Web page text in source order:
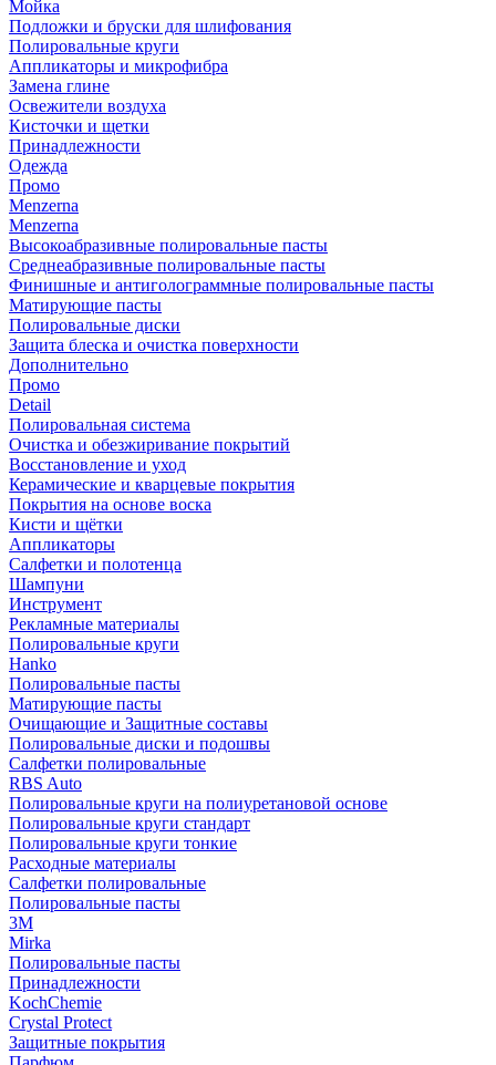
Мойка
Подложки и бруски для шлифования
Полировальные круги
Аппликаторы и микрофибра
Замена глине
Освежители воздуха
Кисточки и щетки
Принадлежности
Одежда
Промо
Menzerna
Menzerna
Высокоабразивные полировальные пасты
Среднеабразивные полировальные пасты
Финишные и антиголограммные полировальные пасты
Матирующие пасты
Полировальные диски
Защита блеска и очистка поверхности
Дополнительно
Промо
Detail
Полировальная система
Очистка и обезжиривание покрытий
Восстановление и уход
Керамические и кварцевые покрытия
Покрытия на основе воска
Кисти и щётки
Аппликаторы
Салфетки и полотенца
Шампуни
Инструмент
Рекламные материалы
Полировальные круги
Hanko
Полировальные пасты
Матирующие пасты
Очищающие и Защитные составы
Полировальные диски и подошвы
Салфетки полировальные
RBS Auto
Полировальные круги на полиуретановой основе
Полировальные круги стандарт
Полировальные круги тонкие
Расходные материалы
Салфетки полировальные
Полировальные пасты
3М
Mirka
Полировальные пасты
Принадлежности
KochChemie
Crystal Protect
Защитные покрытия